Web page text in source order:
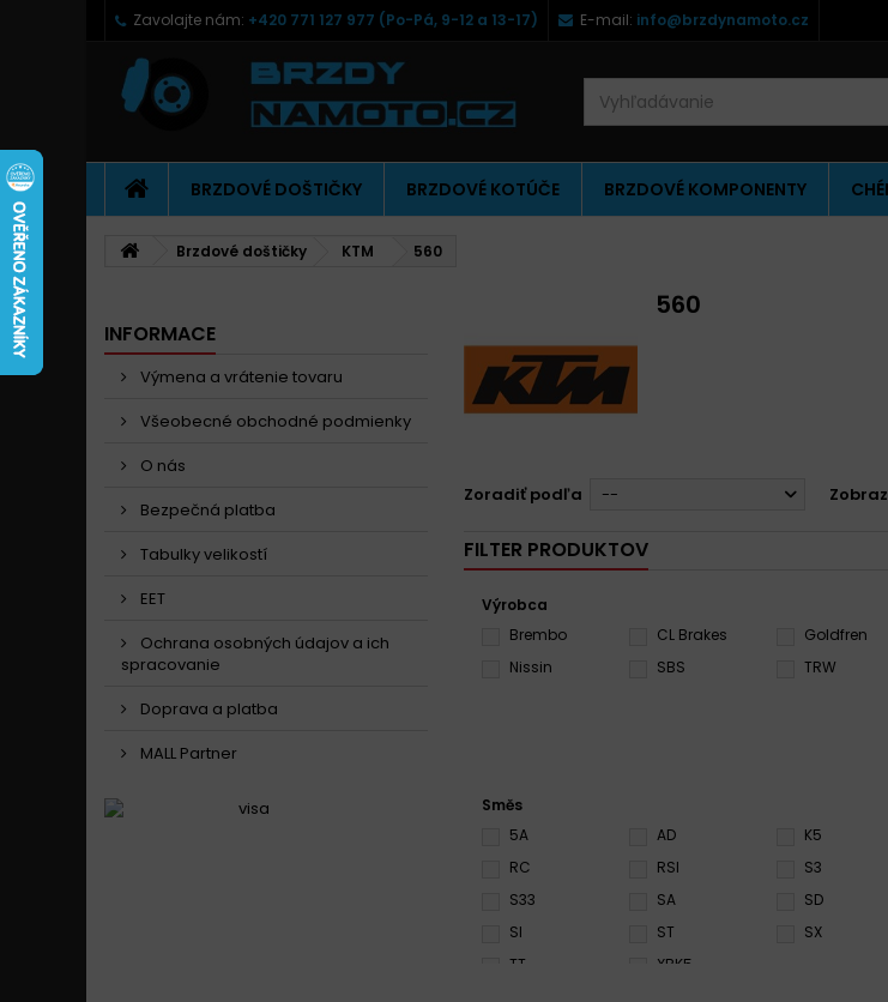
Zavolajte nám: +420 771 127 977 (Po-Pá, 9-12 a 13-17) E-mail: info@brzdynamoto.cz
BRZDOVÉ DOŠTIČKY BRZDOVÉ KOTÚČE BRZDOVÉ KOMPONENTY
Brzdové doštičky KTM 560
INFORMACE
Výmena a vrátenie tovaru
Všeobecné obchodné podmienky
O nás
Bezpečná platba
Tabulky velikostí
EET
Ochrana osobných údajov a ich
spracovanie
Doprava a platba
MALL Partner
560
Zoradiť podľa --
FILTER PRODUKTOV
Výrobca
Brembo
CL Brakes
Goldfren
Nissin
SBS TRW
Směs
5A
AD
K5
RC
RSI
S3
S33
SA
SD
SI
ST
SX
TT
XBK5